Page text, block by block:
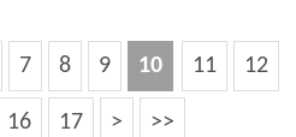
7 8 9 10 11 12
16 17 > >>